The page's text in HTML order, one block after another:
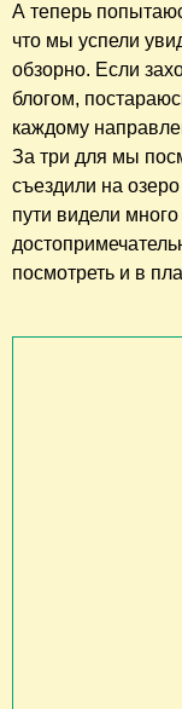
А теперь
что мы успели
обзорно. Если
блогом,
каждому
За три для мы
съездили на
пути видели
посмотреть и в